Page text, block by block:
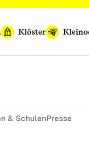
Klöster
& SchulenPresse